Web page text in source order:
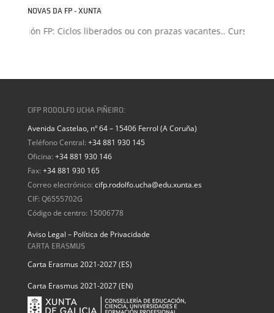
NOVAS DA FP - XUNTA
FP: Ciclos liberados ou con prazas vacantes.. Curso 2026-
CIFP RODOLFO UCHA PIÑEIRO:
Avenida Castelao, nº 64 – 15406 Ferrol (A Coruña)
Teléfono Central: +34 881 930 145
Oficina: +34 881 930 146
Fax: +34 881 930 165
Correo electrónico: cifp.rodolfo.ucha@edu.xunta.es
CIF: Q6555702G
Código de centro: 15006778
Aviso Legal – Política de Privacidade
CARTA ERASMUS
Carta Erasmus 2021-2027 (ES)
Carta Erasmus 2021-2027 (EN)